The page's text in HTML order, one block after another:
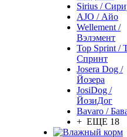
Sirius /
AJO / Айо
Wellement /
Вэлэмент
Top Sprint /
Спринт
Josera Dog /
Йозера
JosiDog /
ЙозиДог
Bavaro /
+ ЕЩЕ 18